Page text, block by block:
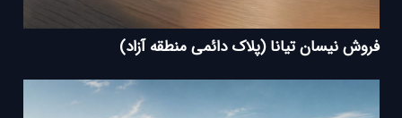
فروش نیسان تیانا (پلاک دائمی منطقه آزاد)